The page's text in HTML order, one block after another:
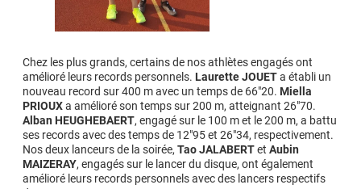
Chez les plus grands, certains de nos athlètes engagés ont
amélioré leurs records personnels. Laurette JOUETa établi un
nouveau record sur 400 m avec un temps de 66″20. Miella
PRIOUXa amélioré son temps sur 200 m, atteignant 26″70.
Alban HEUGHEBAERT, engagé sur le 100 m et le 200 m, a battu
ses records avec des temps de 12″95 et 26″34, respectivement.
Nos deux lanceurs de la soirée, Tao JALABERTet Aubin
MAIZERAY, engagés sur le lancer du disque, ont également
amélioré leurs records personnels avec des lancers respectifs